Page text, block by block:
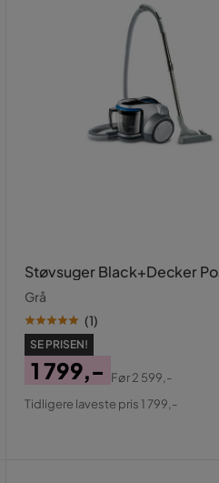
Støvsuger Black+Decker
Grå
(1)
SE PRISEN!
Pris
1 799,-
Original
Før2 599,-
Tidligere laveste pris 1 799,-